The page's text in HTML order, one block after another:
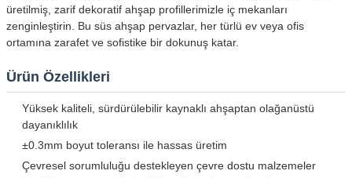
üretilmiş, zarif dekoratif ahşap profillerimizle iç mekanları
zenginleştirin. Bu süs ahşap pervazlar, her türlü ev veya ofis
ortamına zarafet ve sofistike bir dokunuş katar.
Ürün Özellikleri
Yüksek kaliteli, sürdürülebilir kaynaklı ahşaptan olağanüstü
dayanıklılık
±0.3mm boyut toleransı ile hassas üretim
Çevresel sorumluluğu destekleyen çevre dostu malzemeler